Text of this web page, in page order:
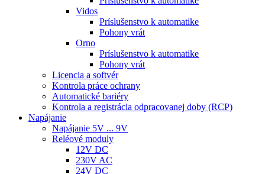
Vidos
Príslušenstvo k automatike
Pohony vrát
Orno
Príslušenstvo k automatike
Pohony vrát
Licencia a softvér
Kontrola práce ochrany
Automatické bariéry
Kontrola a registrácia odpracovanej doby (RCP)
Napájanie
Napájanie 5V ... 9V
Reléové moduly
12V DC
230V AC
24V DC